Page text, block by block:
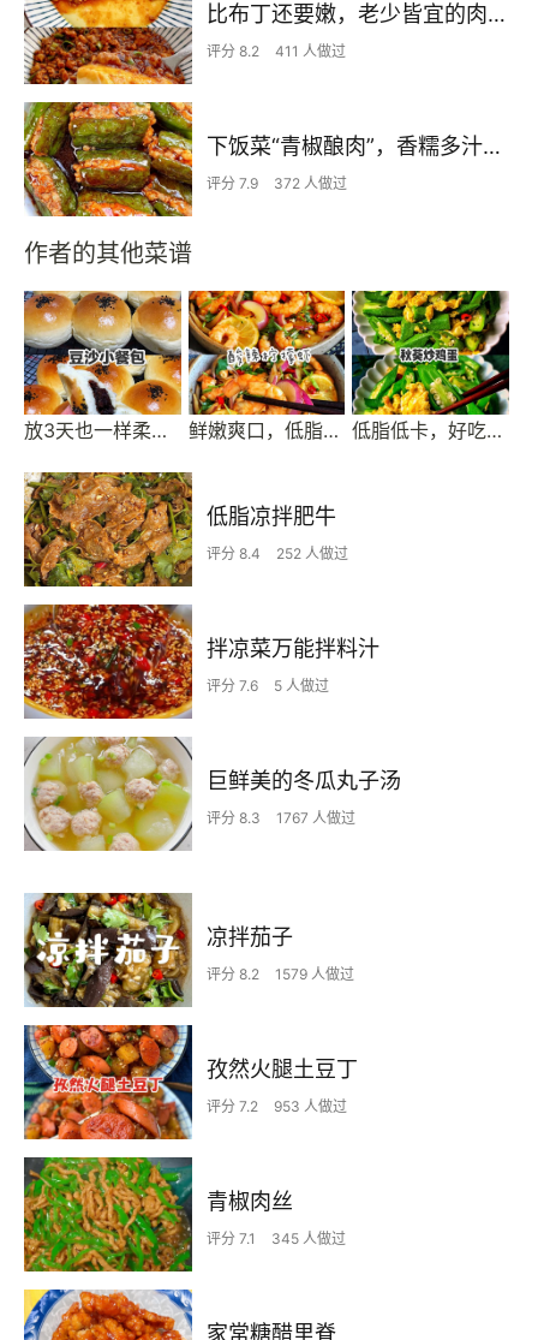
比布丁还要嫩，老少皆宜的肉沫蒸蛋
评分 8.2 411 人做过
下饭菜“青椒酿肉”，香糯多汁鲜嫩下饭
评分 7.9 372 人做过
作者的其他菜谱
放3天也一样柔软的豆沙小餐包，好吃到哭 鲜嫩爽口，低脂低卡的酸辣柠檬虾，爆好吃 低脂低卡，好吃不胖的秋葵炒鸡蛋，巨好吃
低脂凉拌肥牛
评分 8.4 252 人做过
拌凉菜万能拌料汁
评分 7.6 5 人做过
巨鲜美的冬瓜丸子汤
评分 8.3 1767 人做过
凉拌茄子
评分 8.2 1579 人做过
孜然火腿土豆丁
评分 7.2 953 人做过
青椒肉丝
评分 7.1 345 人做过
家常糖醋里脊